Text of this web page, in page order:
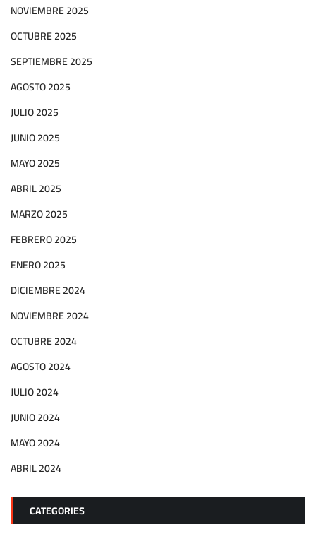
NOVIEMBRE 2025
OCTUBRE 2025
SEPTIEMBRE 2025
AGOSTO 2025
JULIO 2025
JUNIO 2025
MAYO 2025
ABRIL 2025
MARZO 2025
FEBRERO 2025
ENERO 2025
DICIEMBRE 2024
NOVIEMBRE 2024
OCTUBRE 2024
AGOSTO 2024
JULIO 2024
JUNIO 2024
MAYO 2024
ABRIL 2024
CATEGORIES